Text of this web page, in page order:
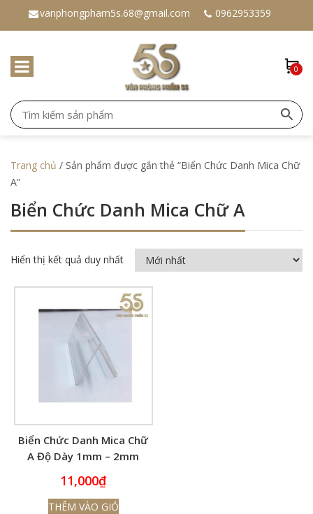
vanphongpham5s.68@gmail.com 0962953359
0
Trang chủ / Sản phẩm được gắn thẻ “Biển Chức Danh Mica Chữ
A”
Biển Chức Danh Mica Chữ A
Hiển thị kết quả duy nhất
Biển Chức Danh Mica Chữ
A Độ Dày 1mm – 2mm
11,000₫
THÊM VÀO GIỎ